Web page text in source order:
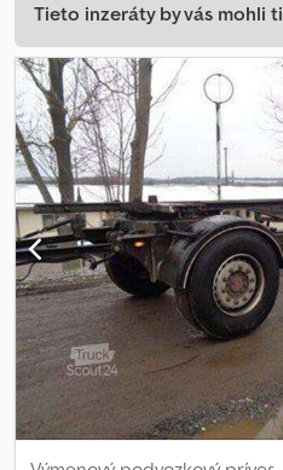
Tieto inzeráty by vás mohli